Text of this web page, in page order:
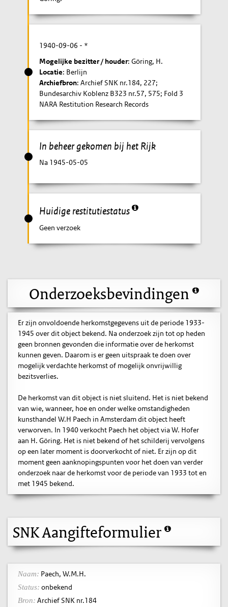
1940-09-06 - *
Mogelijke bezitter / houder: Göring, H.
Locatie: Berlijn
Archiefbron: Archief SNK nr.184, 227;
Bundesarchiv Koblenz B323 nr.57, 575; Fold 3
NARA Restitution Research Records
In beheer gekomen bij het Rijk
Na 1945-05-05
Huidige restitutiestatus
Geen verzoek
Onderzoeksbevindingen
Er zijn onvoldoende herkomstgegevens uit de periode 1933-
1945 over dit object bekend. Na onderzoek zijn tot op heden
geen bronnen gevonden die informatie over de herkomst
kunnen geven. Daarom is er geen uitspraak te doen over
mogelijk verdachte herkomst of mogelijk onvrijwillig
bezitsverlies.
De herkomst van dit object is niet sluitend. Het is niet bekend
van wie, wanneer, hoe en onder welke omstandigheden
kunsthandel W.H Paech in Amsterdam dit object heeft
verworven. In 1940 verkocht Paech het object via W. Hofer
aan H. Göring. Het is niet bekend of het schilderij vervolgens
op een later moment is doorverkocht of niet. Er zijn op dit
moment geen aanknopingspunten voor het doen van verder
onderzoek naar de herkomst voor de periode van 1933 tot en
met 1945 bekend.
SNK Aangifteformulier
Naam: Paech, W.M.H.
Status: onbekend
Bron: Archief SNK nr.184